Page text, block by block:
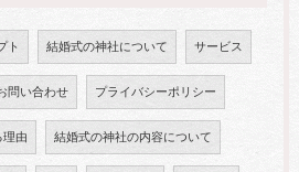
ト 結婚式の神社について サービス
問い合わせ プライバシーポリシー
理由 結婚式の神社の内容について